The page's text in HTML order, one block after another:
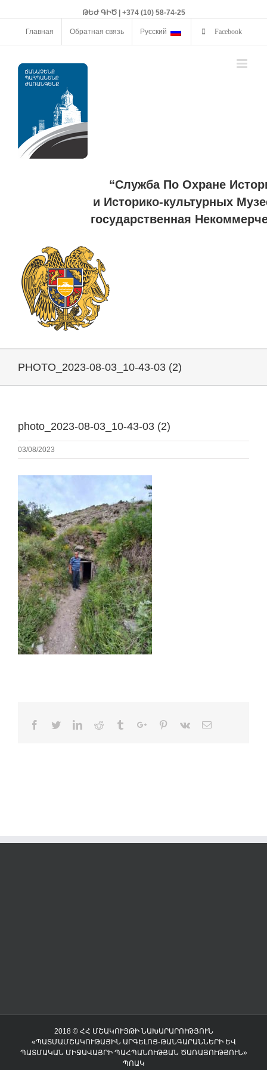
ԹԵԺ ԳԻԾ | +374 (10) 58-74-25
Главная Обратная связь Русский Facebook
“Служба По Охране
и Историко-культурных
государственная
PHOTO_2023-08-03_10-43-03 (2)
photo_2023-08-03_10-43-03 (2)
03/08/2023
Facebook
TwitterLinkedinReddit TumblrGoogle+Pinterest
Vk Email
2018 © ՀՀ ՄՇԱԿՈՒՅԹԻ ՆԱԽԱՐԱՐՈՒԹՅՈՒՆ
«ՊԱՏՄԱՄՇԱԿՈՒԹԱՅԻՆ ԱՐԳԵԼՈՑ-ԹԱՆԳԱՐԱՆՆԵՐԻ ԵՎ
ՊԱՏՄԱԿԱՆ ՄԻՋԱՎԱՅՐԻ ՊԱՀՊԱՆՈՒԹՅԱՆ ԾԱՌԱՅՈՒԹՅՈՒՆ»
ՊՈԱԿ